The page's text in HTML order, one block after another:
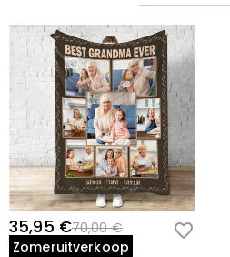
35,95 €70,00 €
Zomeruitverkoop